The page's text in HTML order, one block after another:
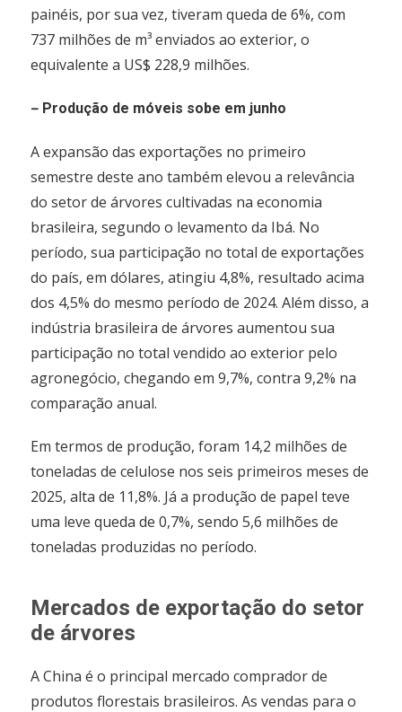
painéis, por sua vez, tiveram queda de 6%, com
737 milhões de m³ enviados ao exterior, o
equivalente a US$ 228,9 milhões.
– Produção de móveis sobe em junho
A expansão das exportações no primeiro
semestre deste ano também elevou a relevância
do setor de árvores cultivadas na economia
brasileira, segundo o levamento da Ibá. No
período, sua participação no total de exportações
do país, em dólares, atingiu 4,8%, resultado acima
dos 4,5% do mesmo período de 2024. Além disso, a
indústria brasileira de árvores aumentou sua
participação no total vendido ao exterior pelo
agronegócio, chegando em 9,7%, contra 9,2% na
comparação anual.
Em termos de produção, foram 14,2 milhões de
toneladas de celulose nos seis primeiros meses de
2025, alta de 11,8%. Já a produção de papel teve
uma leve queda de 0,7%, sendo 5,6 milhões de
toneladas produzidas no período.
Mercados de exportação do setor
de árvores
A China é o principal mercado comprador de
produtos florestais brasileiros. As vendas para o